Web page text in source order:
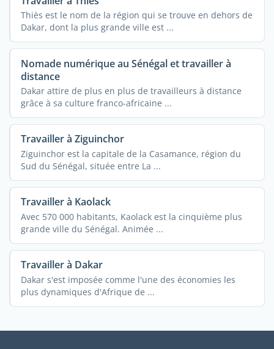
Thiès est le nom de la région qui se trouve en dehors de
Dakar, dont la plus grande ville est ...
Nomade numérique au Sénégal et travailler à
distance
Dakar attire de plus en plus de travailleurs à distance
grâce à sa culture franco-africaine ...
Travailler à Ziguinchor
Ziguinchor est la capitale de la Casamance, région du
Sud du Sénégal, située entre La ...
Travailler à Kaolack
Avec 570 000 habitants, Kaolack est la cinquième plus
grande ville du Sénégal. Animée ...
Travailler à Dakar
Dakar s'est imposée comme l'une des économies les
plus dynamiques d'Afrique de ...